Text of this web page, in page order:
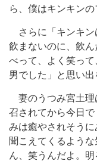
ら、僕はキンキンの
さらに「キンキン
飲まないのに、飲
べって、よく笑っ
男でした」と思い出
妻のうつみ宮土理
召されてから今日
みは癒やされそう
聞こえてくるよう
ん、笑うんだよ。